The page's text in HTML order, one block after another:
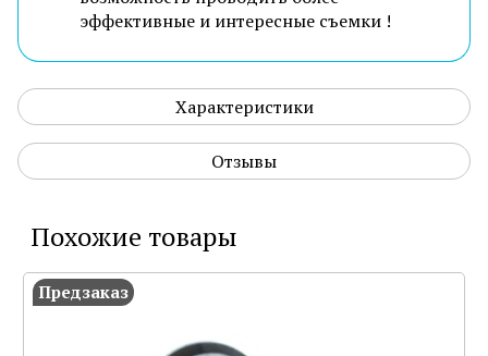
эффективные и интересные съемки !
Характеристики
Отзывы
Похожие товары
Предзаказ